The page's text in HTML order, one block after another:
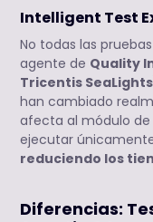
Intelligent Test
No todas las
agente de Quality
Tricentis
han cambiado
afecta al módulo
ejecutar
reduciendo los
Diferencias: